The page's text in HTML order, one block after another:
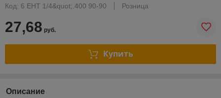
Код: 6 EHT 1/4&quot;.400 90-90
Розница
27,68 руб.
Купить
Описание